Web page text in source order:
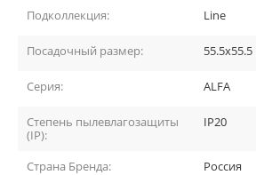
Подколлекция: Line
Посадочный размер: 55.5x55.5
Серия: ALFA
Степень пылевлагозащиты
(IP):
IP20
Страна Бренда: Россия